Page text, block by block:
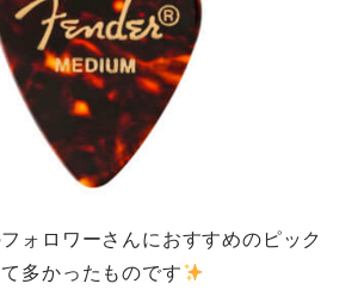
ォロワーさんにおすすめのピック
多かったものです